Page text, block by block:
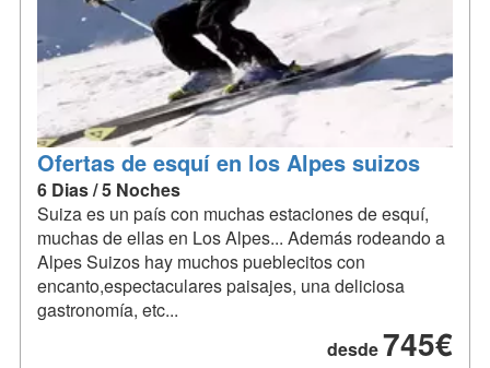
Ofertas de esquí en los Alpes suizos
6 Dias / 5 Noches
Suiza es un país con muchas estaciones de esquí,
muchas de ellas en Los Alpes... Además rodeando a
Alpes Suizos hay muchos pueblecitos con
encanto,espectaculares paisajes, una deliciosa
gastronomía, etc...
desde745€